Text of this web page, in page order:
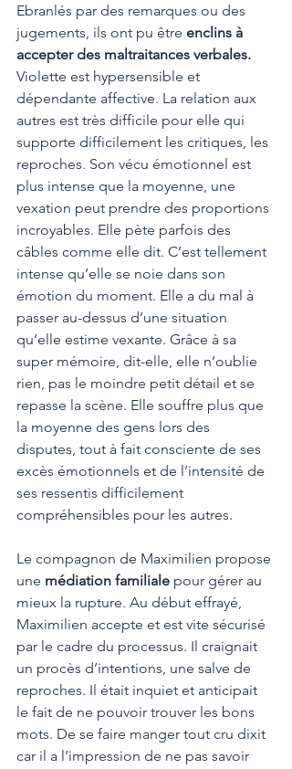
Ebranlés par des remarques ou des
jugements, ils ont pu être enclins à
accepter des maltraitances verbales.
Violette est hypersensible et
dépendante affective. La relation aux
autres est très difficile pour elle qui
supporte difficilement les critiques, les
reproches. Son vécu émotionnel est
plus intense que la moyenne, une
vexation peut prendre des proportions
incroyables. Elle pète parfois des
câbles comme elle dit. C’est tellement
intense qu’elle se noie dans son
émotion du moment. Elle a du mal à
passer au-dessus d’une situation
qu’elle estime vexante. Grâce à sa
super mémoire, dit-elle, elle n’oublie
rien, pas le moindre petit détail et se
repasse la scène. Elle souffre plus que
la moyenne des gens lors des
disputes, tout à fait consciente de ses
excès émotionnels et de l’intensité de
ses ressentis difficilement
compréhensibles pour les autres.
Le compagnon de Maximilien propose
une médiation familiale pour gérer au
mieux la rupture. Au début effrayé,
Maximilien accepte et est vite sécurisé
par le cadre du processus. Il craignait
un procès d’intentions, une salve de
reproches. Il était inquiet et anticipait
le fait de ne pouvoir trouver les bons
mots. De se faire manger tout cru dixit
car il a l’impression de ne pas savoir